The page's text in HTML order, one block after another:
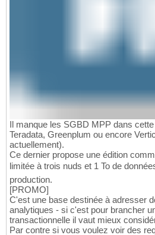
Il manque les SGBD MPP dans
Teradata, Greenplum ou encore
actuellement).
Ce dernier propose une édition
limitée à trois nuds et 1 To de
production.
[PROMO]
C'est une base destinée à adresser
analytiques - si c'est pour brancher
transactionnelle il vaut mieux
Par contre si vous voulez voir des